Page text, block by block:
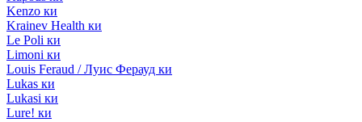
Kenzo ки
Krainev Health ки
Le Poli ки
Limoni ки
Louis Feraud / Луис Ферауд ки
Lukas ки
Lukasi ки
Lure! ки